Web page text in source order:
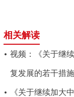
相关解读
视频：《关于继
复发展的若干措
《关于继续加大